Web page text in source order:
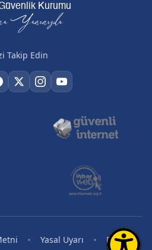
Kurumu
Yanınızda
Takip Edin
• Yasal Uyarı • RSS •